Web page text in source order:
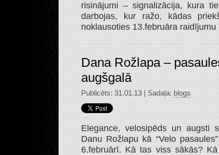
risinājumi – signalizācija, kura
darbojas, kur ražo, kādas
noklausoties 13.februāra
Dana Rožlapa –
augšgalā
Publicēts: 31.01.13 | Sadaļa: blogs
Elegance, velosipēds un augsti
Danu Rožlapu kā “Velo
6.februārī. Kā tas viss sākās?